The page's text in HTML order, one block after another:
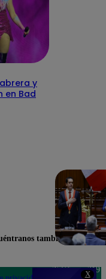
X
y
en Bad
también en
Teléfono: 219